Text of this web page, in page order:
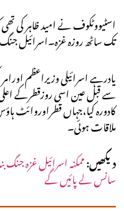
اسٹیووٹکوف نے امید ظاہر کی
تک ساٹھ روزہ غزہ۔اسرائیل
یادرہے اسرائیلی وزیراعظم
سے قبل عین اسی روزقطرکے
کادورہ کیا،جہاں قطراوروائٹ
ملاقات ہوئی۔
دیکھیں:ممکنہ اسرائیل غزہ
سانس لے پائیں گے